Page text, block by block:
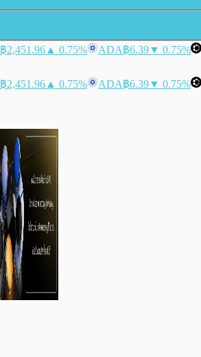
฿2,451.96 ▲ 0.75% ADA฿6.39▼ 0.75%
฿2,451.96 ▲ 0.75% ADA฿6.39▼ 0.75%